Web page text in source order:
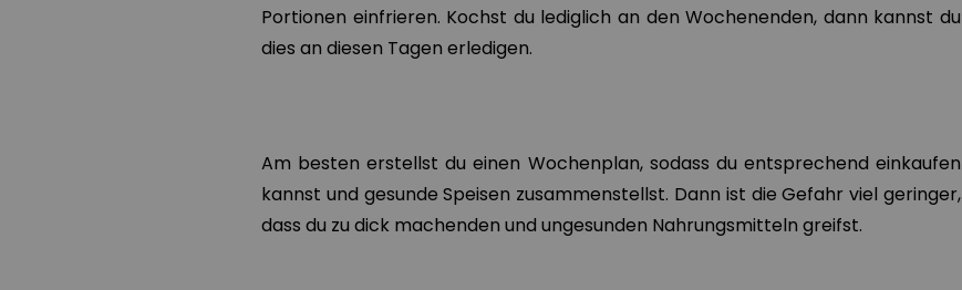
Portionen einfrieren. Kochst du lediglich an den Wochenenden, dann kannst du
dies an diesen Tagen erledigen.
Am besten erstellst du einen Wochenplan, sodass du entsprechend einkaufen
kannst und gesunde Speisen zusammenstellst. Dann ist die Gefahr viel geringer,
dass du zu dick machenden und ungesunden Nahrungsmitteln greifst.